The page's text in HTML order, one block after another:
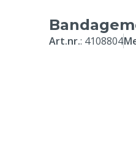
Art.nr.: 4108804